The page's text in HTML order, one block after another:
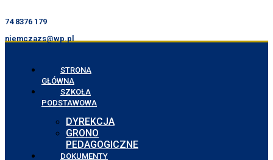
74 8376 179
niemczazs@wp.pl
STRONA
GŁÓWNA
SZKOŁA
PODSTAWOWA
DYREKCJA
GRONO
PEDAGOGICZNE
DOKUMENTY